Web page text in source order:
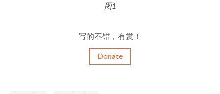
图1
写的不错，有赏！
Donate